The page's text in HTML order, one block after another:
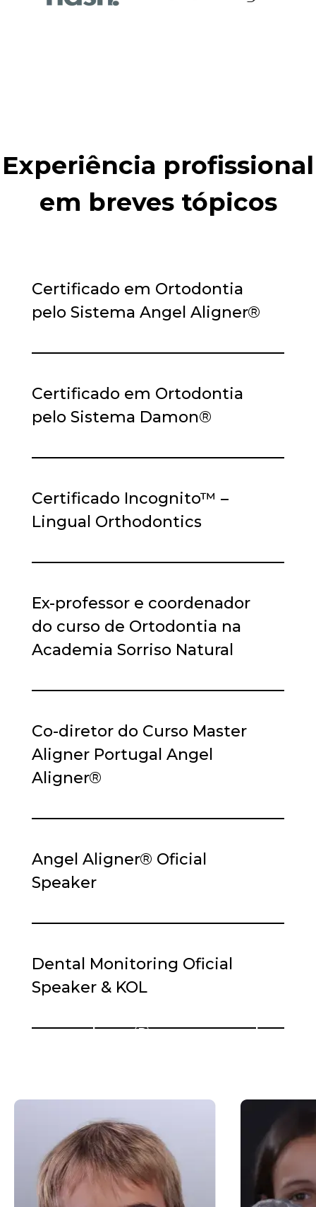
Experiência profissional
em breves tópicos
Certificado em Ortodontia
pelo Sistema Angel Aligner®
Certificado em Ortodontia
pelo Sistema Damon®
Certificado Incognito™ –
Lingual Orthodontics
Ex-professor e coordenador
do curso de Ortodontia na
Academia Sorriso Natural
Co-diretor do Curso Master
Aligner Portugal Angel
Aligner®
Angel Aligner® Oficial
Speaker
Dental Monitoring Oficial
Speaker & KOL
Invisalign®